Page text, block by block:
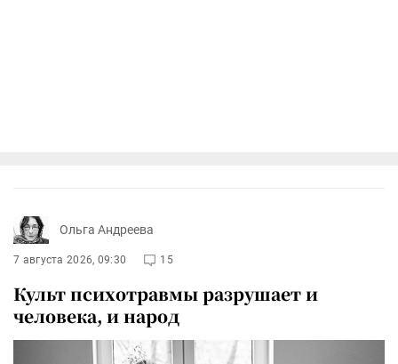
Ольга Андреева
7 августа 2026, 09:30 15
Культ психотравмы разрушает и
человека, и народ